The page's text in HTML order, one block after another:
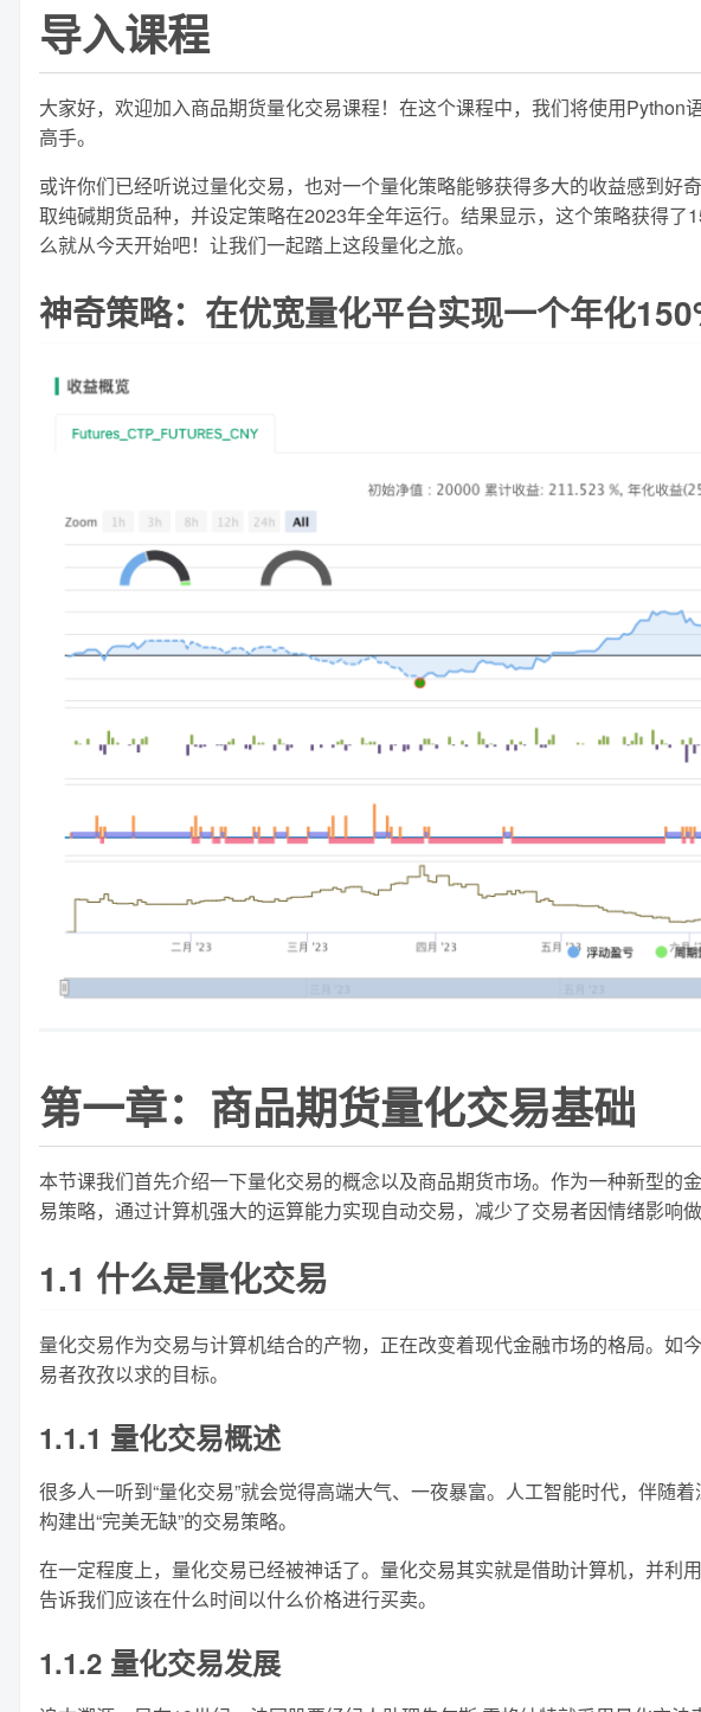
导入课程
大家好，欢迎加入商品期货量化交易课程！在这个课程中，我们将使用
高手。
或许你们已经听说过量化交易，也对一个量化策略能够获得多大的收益感到
取纯碱期货品种，并设定策略在2023年全年运行。结果显示，这个策略获得
么就从今天开始吧！让我们一起踏上这段量化之旅。
神奇策略：在优宽量化平台实现一个年化
第一章：商品期货量化交易基础
本节课我们首先介绍一下量化交易的概念以及商品期货市场。作为一种新型
易策略，通过计算机强大的运算能力实现自动交易，减少了交易者因情绪影响做
1.1 什么是量化交易
量化交易作为交易与计算机结合的产物，正在改变着现代金融市场的格局。
易者孜孜以求的目标。
1.1.1 量化交易概述
很多人一听到“量化交易”就会觉得高端大气、一夜暴富。人工智能时代，伴
构建出“完美无缺”的交易策略。
在一定程度上，量化交易已经被神话了。量化交易其实就是借助计算机，并
告诉我们应该在什么时间以什么价格进行买卖。
1.1.2 量化交易发展